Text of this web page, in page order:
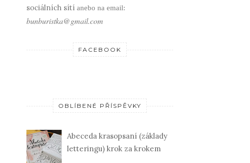
sociálních sítí anebo na email:
bunburistka@gmail.com
FACEBOOK
OBLÍBENÉ PŘÍSPĚVKY
Abeceda krasopsaní (základy
letteringu) krok za krokem